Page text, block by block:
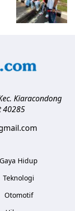
Kiaracondong
40285
Gaya Hidup
Teknologi
Otomotif